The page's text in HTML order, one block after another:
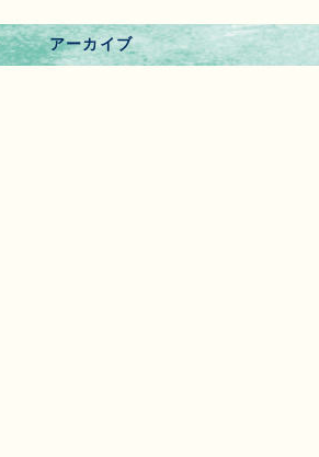
アーカイブ